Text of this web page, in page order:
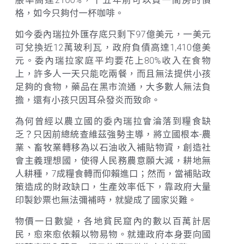
格，如今只夠付一杯咖啡。
如今委內瑞拉外匯存底只剩下97億美元，一美元
可兌換近12萬玻利瓦，政府負債高達1,410億美
元。委內瑞拉家庭平均要花上80%收入在食物
上，許多人一天只能吃兩餐，而且無法提供小孩
足夠的食物，藥品在黑市流通，大多數人無法負
擔，還有小孩只因耳朵發炎而致命。
為何曾經以農立國的委內瑞拉會淪落到糧食缺
乏？只因前總統查維茲強勢主導，將立國根本-農
業、畜牧業轉移為以石油收入補貼物資，創造社
會主義理想國，使得人民務農意願大減，耕地無
人耕種，7成糧食轉而仰賴進口；然而，當補貼政
策造成的財政缺口，生產效率低下，靠政府大量
印製鈔票也無法彌補時，就變成了國家災難。
物價一日數變，各地貧民窟內的數以百萬計居
民，愈來愈依賴以物易物。就連政府本身要向國